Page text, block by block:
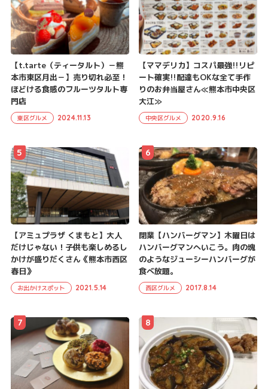
【t.tarte（ティータルト）－熊
本市東区月出－】売り切れ必至！
ほどける食感のフルーツタルト専
門店
東区グルメ 2024.11.13
【ママデリカ】コスパ最強!!リピ
ート確実!!配達もOKな全て手作
りのお弁当屋さん≪熊本市中央区
大江≫
中央区グルメ 2020.9.16
【アミュプラザ くまもと】大人
だけじゃない！子供も楽しめるし
かけが盛りだくさん《熊本市西区
春日》
お出かけスポット 2021.5.14
5
閉業【ハンバーグマン】木曜日は
ハンバーグマンへいこう。肉の塊
のようなジューシーハンバーグが
食べ放題。
西区グルメ 2017.8.14
6
7 8